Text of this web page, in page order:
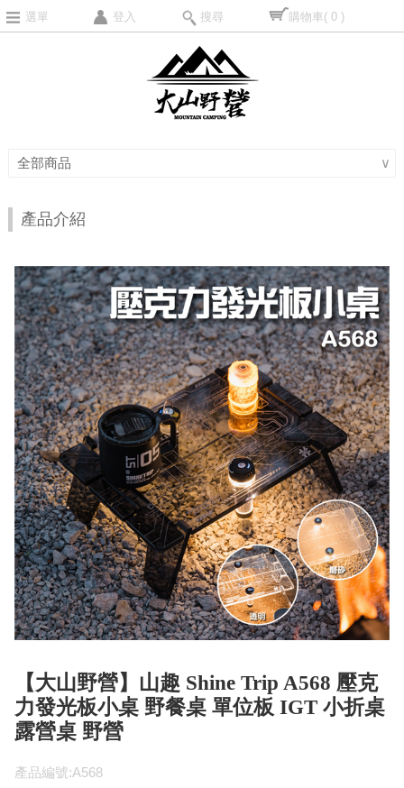
選單 登入 搜尋 購物車( 0 )
全部商品 ∨
產品介紹
【大山野營】山趣 Shine Trip A568 壓克
力發光板小桌 野餐桌 單位板 IGT 小折桌
露營桌 野營
產品編號:A568